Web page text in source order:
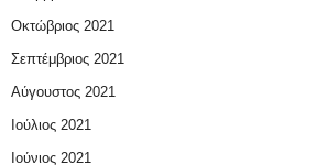
Οκτώβριος 2021
Σεπτέμβριος 2021
Αύγουστος 2021
Ιούλιος 2021
Ιούνιος 2021